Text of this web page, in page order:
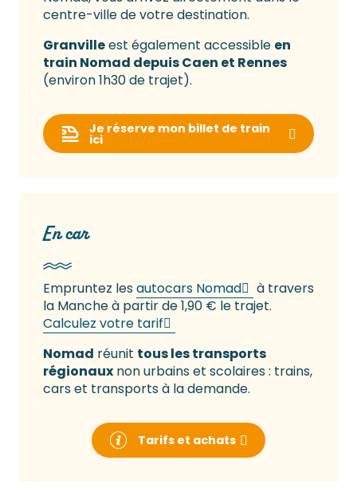
centre-ville de votre destination.
Granvilleest également accessible en
train Nomad depuis Caen et Rennes
(environ 1h30 de trajet).
Je réserve mon billet de train
ici
En car
Empruntez lesautocars Nomad
à travers
la Manche à partir de 1,90 € le trajet.
Calculez votre tarif
Nomad réunit tous les transports
régionaux non urbains et scolaires : trains,
cars et transports à la demande.
Tarifs et achats